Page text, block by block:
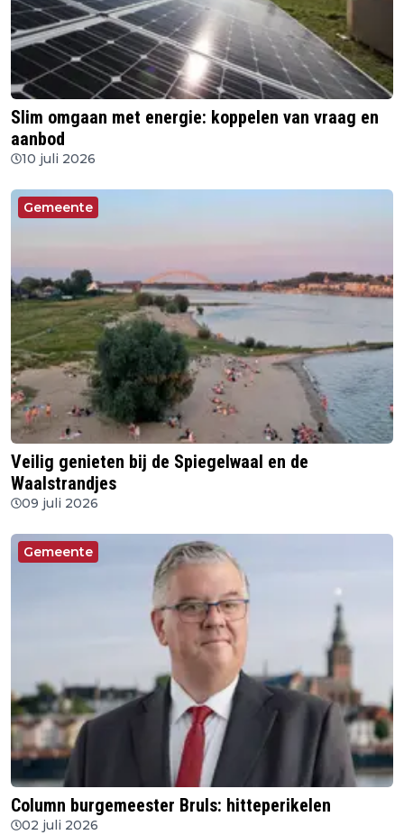
Slim omgaan met energie: koppelen van vraag en
aanbod
10 juli 2026
Gemeente
Veilig genieten bij de Spiegelwaal en de
Waalstrandjes
09 juli 2026
Gemeente
Column burgemeester Bruls: hitteperikelen
02 juli 2026